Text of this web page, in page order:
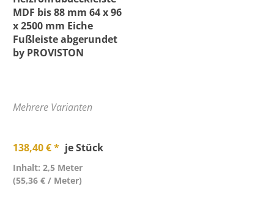
MDF bis 88 mm 64 x 96
x 2500 mm Eiche
Fußleiste abgerundet
by PROVISTON
Mehrere Varianten
138,40 € * je Stück
Inhalt: 2,5 Meter
(55,36 € / Meter)